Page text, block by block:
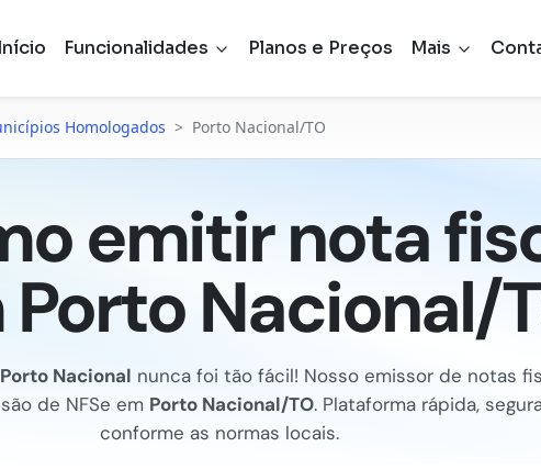
Funcionalidades Planos e Preços Mais
Homologados > Porto Nacional/TO
emitir nota
Nacional/
Porto Nacional nunca foi tão fácil! Nosso emissor de notas
de NFSe em Porto Nacional/TO. Plataforma rápida,
conforme as normas locais.